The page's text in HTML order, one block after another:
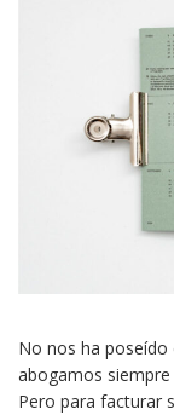
No nos ha poseído
abogamos
Pero para facturar